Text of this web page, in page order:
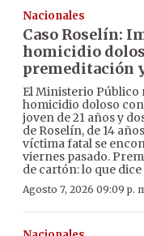
Nacionales
Caso Roselín:
homicidio
premeditación
El Ministerio
homicidio doloso
joven de 21 años y
de Roselín, de 14
víctima fatal se
viernes pasado.
de cartón: lo que
Agosto 7, 2026 09:09 p.